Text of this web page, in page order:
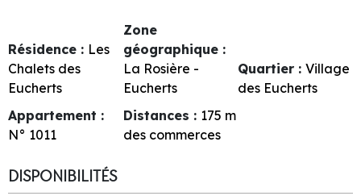
Résidence : Les
Chalets des
Eucherts
Zone
géographique :
La Rosière -
Eucherts
Quartier :Village
des Eucherts
Appartement :
N° 1011
Distances : 175 m
des commerces
DISPONIBILITÉS